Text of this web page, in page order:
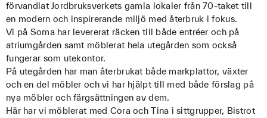
förvandlat Jordbruksverkets gamla lokaler från 70-taket till
en modern och inspirerande miljö med återbruk i fokus.
Vi på Soma har levererat räcken till både entréer och på
atriumgården samt möblerat hela utegården som också
fungerar som utekontor.
På utegården har man återbrukat både markplattor, växter
och en del möbler och vi har hjälpt till med både förslag på
nya möbler och färgsättningen av dem.
Här har vi möblerat med Cora och Tina i sittgrupper, Bistrot